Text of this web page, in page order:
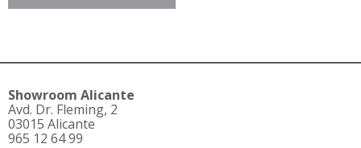
Showroom Alicante
Avd. Dr. Fleming, 2
03015 Alicante
965 12 64 99